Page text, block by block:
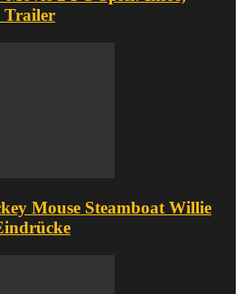
Trailer
Mouse Steamboat Willie